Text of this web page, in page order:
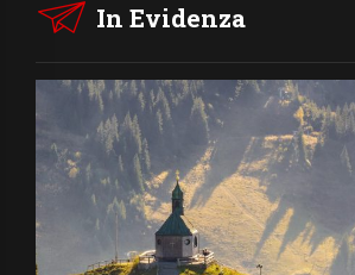
In Evidenza